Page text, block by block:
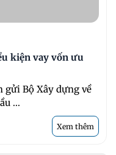
kiện vay vốn ưu
gửi Bộ Xây dựng về
...
Xem thêm